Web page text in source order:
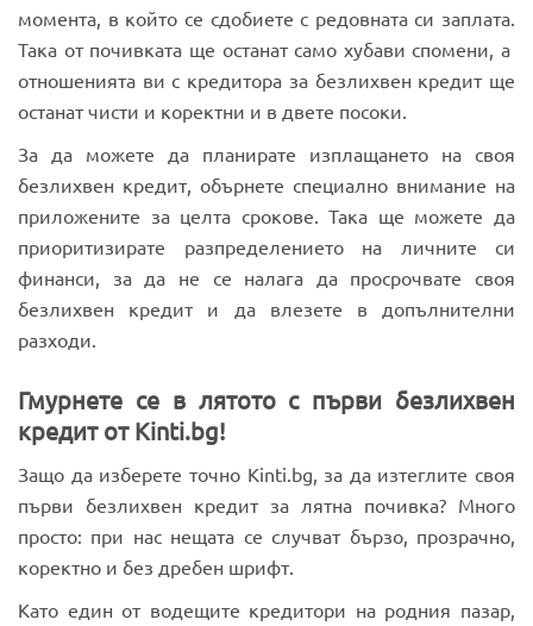
момента, в който се сдобиете с редовната си заплата.
Така от почивката ще останат само хубави спомени, а
отношенията ви с кредитора за безлихвен кредит ще
останат чисти и коректни и в двете посоки.
За да можете да планирате изплащането на своя
безлихвен кредит, обърнете специално внимание на
приложените за целта срокове. Така ще можете да
приоритизирате разпределението на личните си
финанси, за да не се налага да просрочвате своя
безлихвен кредит и да влезете в допълнителни
разходи.
Гмурнете се в лятото с първи безлихвен
кредит от Kinti.bg!
Защо да изберете точно Kinti.bg, за да изтеглите своя
първи безлихвен кредит за лятна почивка? Много
просто: при нас нещата се случват бързо, прозрачно,
коректно и без дребен шрифт.
Като един от водещите кредитори на родния пазар,